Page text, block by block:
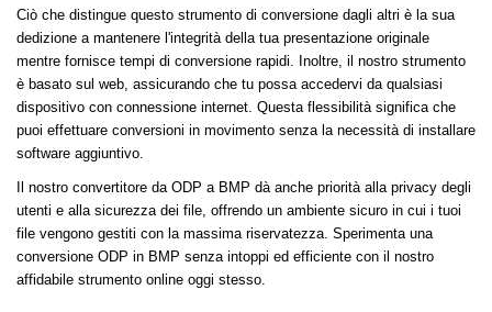
Ciò che distingue questo strumento di conversione dagli altri è la sua
dedizione a mantenere l'integrità della tua presentazione originale
mentre fornisce tempi di conversione rapidi. Inoltre, il nostro strumento
è basato sul web, assicurando che tu possa accedervi da qualsiasi
dispositivo con connessione internet. Questa flessibilità significa che
puoi effettuare conversioni in movimento senza la necessità di installare
software aggiuntivo.
Il nostro convertitore da ODP a BMP dà anche priorità alla privacy degli
utenti e alla sicurezza dei file, offrendo un ambiente sicuro in cui i tuoi
file vengono gestiti con la massima riservatezza. Sperimenta una
conversione ODP in BMP senza intoppi ed efficiente con il nostro
affidabile strumento online oggi stesso.